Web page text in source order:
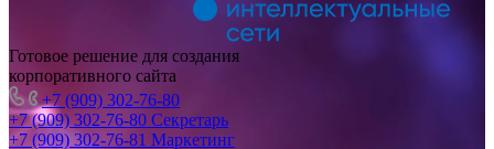
Готовое решение для создания
корпоративного сайта
+7 (909) 302-76-80
+7 (909) 302-76-80 Секретарь
+7 (909) 302-76-81 Маркетинг